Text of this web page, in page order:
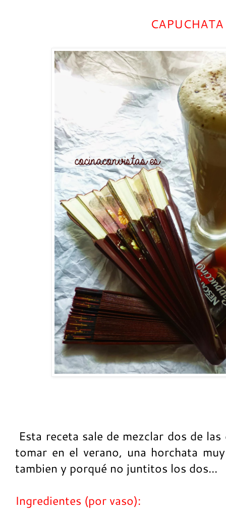
CAPUCHATA
Esta receta sale de mezclar dos de
tomar en el verano, una horchata
tambien y porqué no juntitos los dos...
Ingredientes (por vaso):